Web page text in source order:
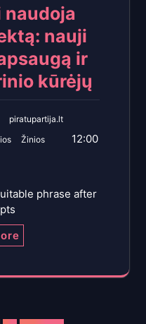
naudoja
nauji
ir
kūrėjų
piratupartija.lt
Žinios
12:00
phrase after